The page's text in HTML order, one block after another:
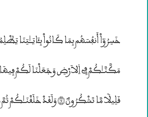
مَكَّنَّــٰكُمْ فِى ۱لاَرْضِ وَجَعَلْنَا لَكُمْ
قَلِيلًا مَّا تَشْكُرُونَؐ (9) وَلَقَدْ